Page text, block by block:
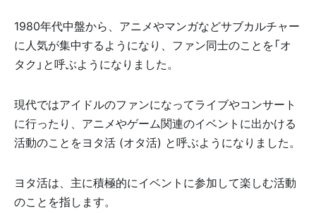
1980年代中盤から、アニメやマンガなどサブカルチャー
に人気が集中するようになり、ファン同士のことを「オ
タク」と呼ぶようになりました。
現代ではアイドルのファンになってライブやコンサート
に行ったり、アニメやゲーム関連のイベントに出かける
活動のことをヨタ活 (オタ活) と呼ぶようになりました。
ヨタ活は、主に積極的にイベントに参加して楽しむ活動
のことを指します。